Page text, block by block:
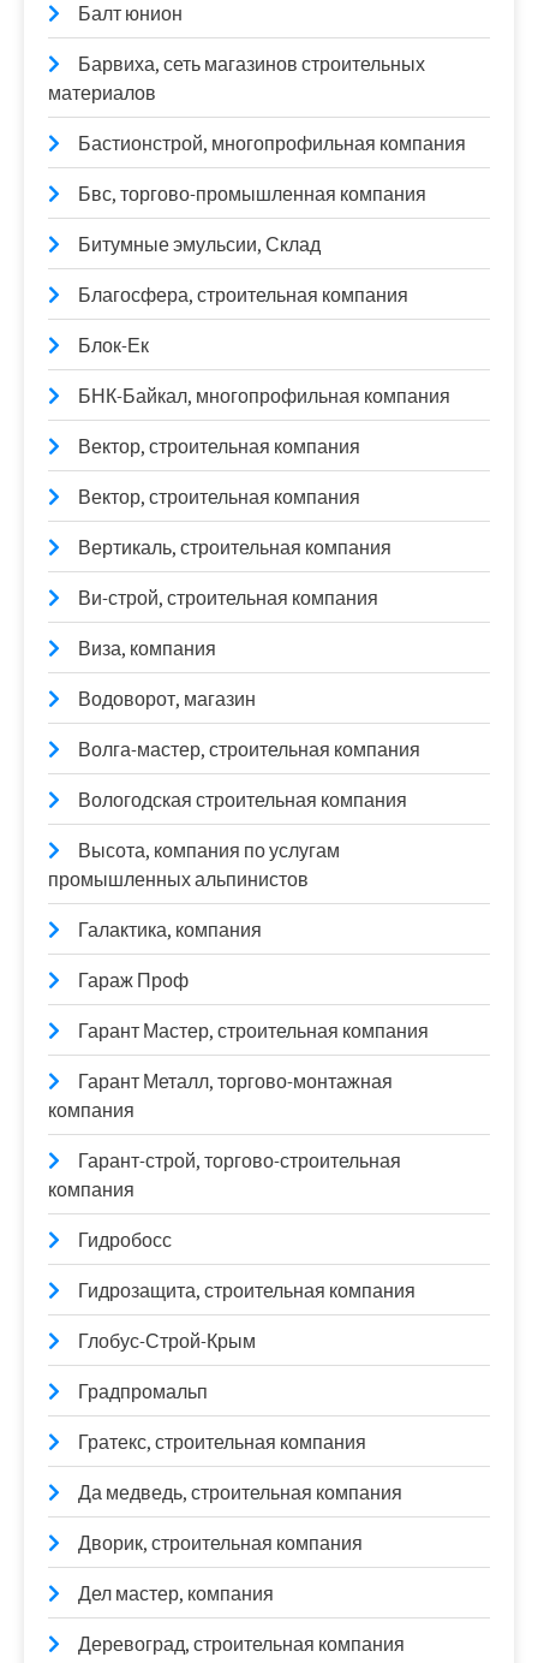
Балт юнион
Барвиха, сеть магазинов строительных
материалов
Бастионстрой, многопрофильная компания
Бвс, торгово-промышленная компания
Битумные эмульсии, Склад
Благосфера, строительная компания
Блок-Ек
БНК-Байкал, многопрофильная компания
Вектор, строительная компания
Вектор, строительная компания
Вертикаль, строительная компания
Ви-строй, строительная компания
Виза, компания
Водоворот, магазин
Волга-мастер, строительная компания
Вологодская строительная компания
Высота, компания по услугам
промышленных альпинистов
Галактика, компания
Гараж Проф
Гарант Мастер, строительная компания
Гарант Металл, торгово-монтажная
компания
Гарант-строй, торгово-строительная
компания
Гидробосс
Гидрозащита, строительная компания
Глобус-Строй-Крым
Градпромальп
Гратекс, строительная компания
Да медведь, строительная компания
Дворик, строительная компания
Дел мастер, компания
Деревоград, строительная компания